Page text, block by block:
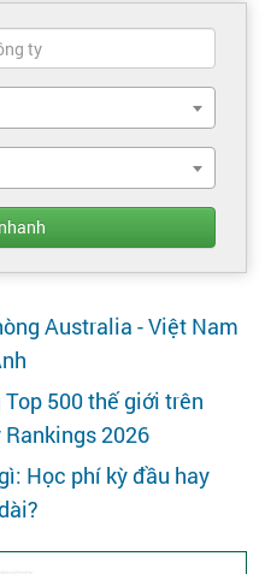
Australia - Việt Nam
500 thế giới trên
2026
Học phí kỳ đầu hay